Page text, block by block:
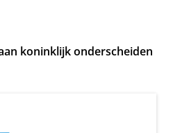
koninklijk onderscheiden